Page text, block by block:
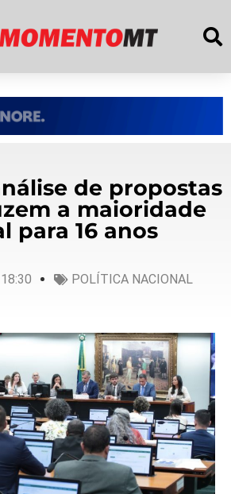
de propostas
a maioridade
para 16 anos
18:30 POLÍTICA NACIONAL